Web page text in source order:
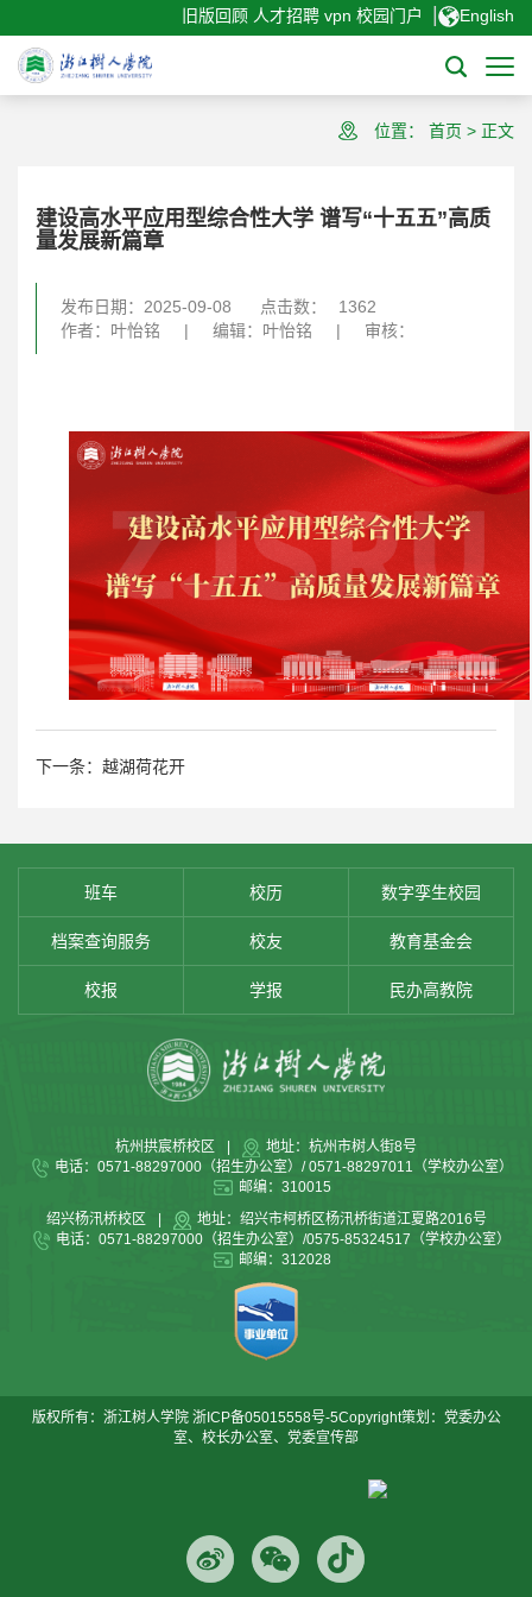
旧版回顾 人才招聘 vpn 校园门户 English
位置： 首页 > 正文
建设高水平应用型综合性大学 谱写“十五五”高质
量发展新篇章
发布日期：2025-09-08 点击数：
1362
作者：叶怡铭
| 编辑：叶怡铭 | 审核：
下一条：越湖荷花开
班车 校历 数字孪生校园
档案查询服务 校友 教育基金会
校报 学报 民办高教院
杭州拱宸桥校区
地址：杭州市树人街8号
电话：0571-88297000（招生办公室）/ 0571-88297011（学校办公室）
邮编：310015
绍兴杨汛桥校区
地址：绍兴市柯桥区杨汛桥街道江夏路2016号
电话：0571-88297000（招生办公室）/0575-85324517（学校办公室）
邮编：312028
版权所有：浙江树人学院 浙ICP备05015558号-5Copyright策划：党委办公
室、校长办公室、党委宣传部